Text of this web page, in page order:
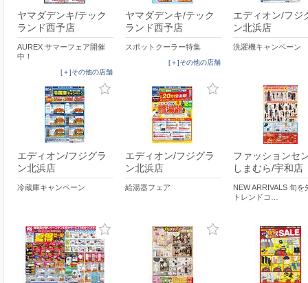
ヤマダデンキ/テック
ランド西予店
AUREX サマーフェア開催
中！
[＋]その他の店舗
ヤマダデンキ/テック
ランド西予店
スポットクーラー特集
[＋]その他の店舗
エディオン/フジ
ン北浜店
洗濯機キャンペーン
エディオン/フジグラ
ン北浜店
冷蔵庫キャンペーン
エディオン/フジグラ
ン北浜店
給湯器フェア
ファッションセ
しまむら/宇和店
NEW ARRIVALS 旬を
トレンドコ…